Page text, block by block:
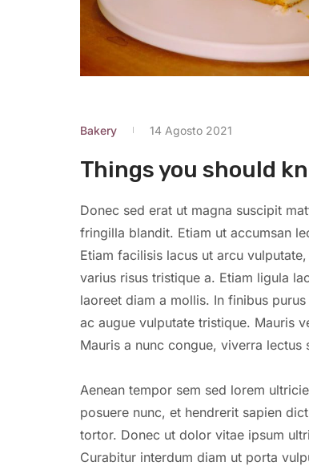
Bakery 14 Agosto 2021
Things you should
Donec sed erat ut magna suscipit
fringilla blandit. Etiam ut accumsan
Etiam facilisis lacus ut arcu
varius risus tristique a. Etiam ligula
laoreet diam a mollis. In finibus
ac augue vulputate tristique. Mauris
Mauris a nunc congue, viverra lectus
Aenean tempor sem sed lorem
posuere nunc, et hendrerit sapien
tortor. Donec ut dolor vitae ipsum
Curabitur interdum diam ut porta